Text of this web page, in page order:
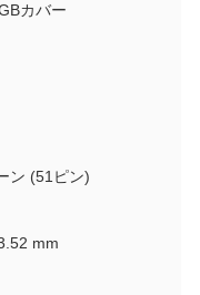
カバー
ン (51ピン)
mm